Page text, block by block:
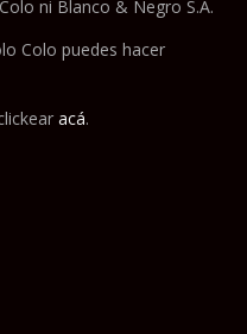
ni Blanco & Negro S.A.
Colo puedes hacer
acá.